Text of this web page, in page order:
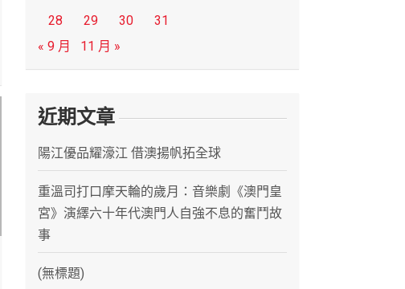
28
29 30
31
« 9 月
11 月 »
近期文章
陽江優品耀濠江 借澳揚帆拓全球
重溫司打口摩天輪的歲月：音樂劇《澳門皇
宮》演繹六十年代澳門人自強不息的奮鬥故
事
(無標題)